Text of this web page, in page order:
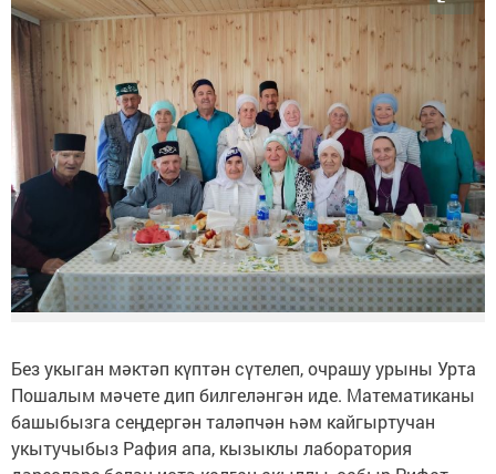
Без укыган мәктәп күптән сүтелеп, очрашу урыны Урта
Пошалым мәчете дип билгеләнгән иде. Математиканы
башыбызга сеңдергән таләпчән һәм кайгыртучан
укытучыбыз Рафия апа, кызыклы лаборатория